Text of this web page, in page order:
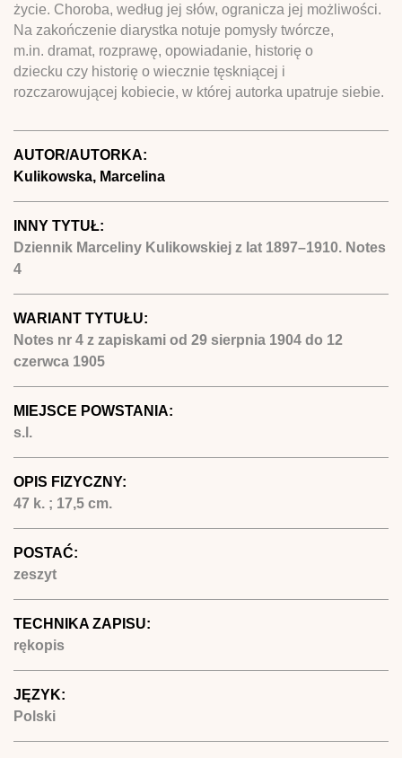
życie. Choroba, według jej słów, ogranicza jej możliwości.
Na zakończenie diarystka notuje pomysły twórcze,
m.in. dramat, rozprawę, opowiadanie, historię o
dziecku czy historię o wiecznie tęskniącej i
rozczarowującej kobiecie, w której autorka upatruje siebie.
AUTOR/AUTORKA:
Kulikowska, Marcelina
INNY TYTUŁ:
Dziennik Marceliny Kulikowskiej z lat 1897–1910. Notes
4
WARIANT TYTUŁU:
Notes nr 4 z zapiskami od 29 sierpnia 1904 do 12
czerwca 1905
MIEJSCE POWSTANIA:
s.l.
OPIS FIZYCZNY:
47 k. ; 17,5 cm.
POSTAĆ:
zeszyt
TECHNIKA ZAPISU:
rękopis
JĘZYK:
Polski